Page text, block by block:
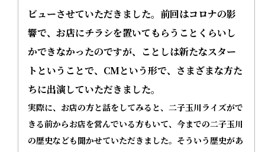
ビューさせていただきました。前回はコロナの影
響で、お店にチラシを置いてもらうことくらいし
かできなかったのですが、ことしは新たなスター
トということで、CMという形で、さまざまな方た
ちに出演していただきました。
実際に、お店の方と話をしてみると、二子玉川ライズがで
きる前からお店を営んでいる方もいて、今までの二子玉川
の歴史なども聞かせていただきました。そういう歴史があ